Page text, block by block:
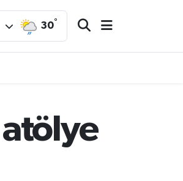
30°